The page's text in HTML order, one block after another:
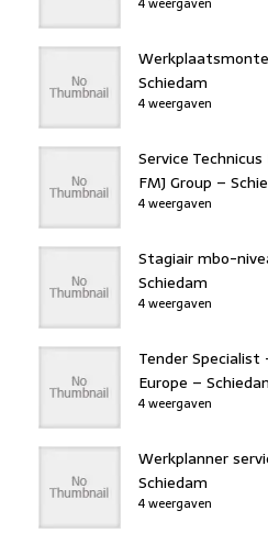
Schiedam
4 weergaven
Service
FMJ Group –
4 weergaven
Stagiair mbo-
Schiedam
4 weergaven
Tender Specialist
Europe –
4 weergaven
Werkplanner
Schiedam
4 weergaven